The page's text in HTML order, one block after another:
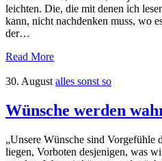
leichten. Die, die mit denen ich
kann, nicht nachdenken muss, wo
der…
Read More
30. August alles sonst so
Wünsche werden
„Unsere Wünsche sind Vorgefühle
liegen, Vorboten desjenigen, was